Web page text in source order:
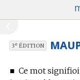
3eÉDITION
■ Ce mot